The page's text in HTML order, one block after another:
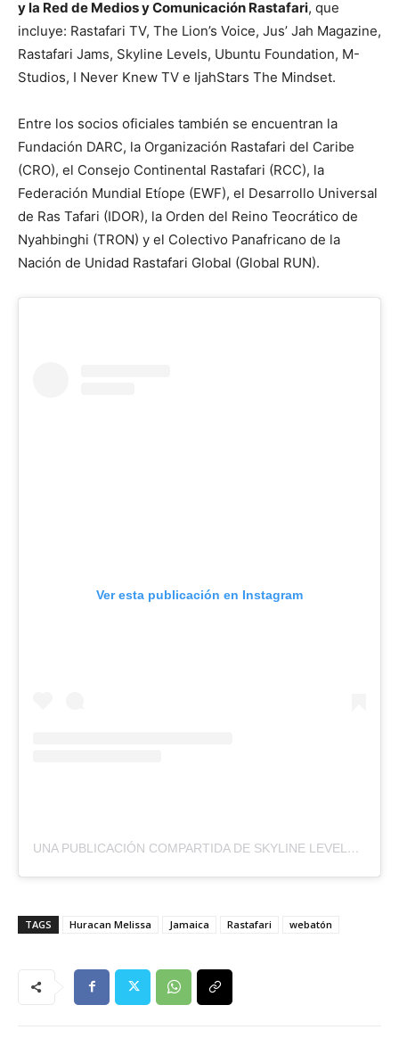
y la Red de Medios y Comunicación Rastafari, que
incluye: Rastafari TV, The Lion’s Voice, Jus’ Jah Magazine,
Rastafari Jams, Skyline Levels, Ubuntu Foundation, M-
Studios, I Never Knew TV e IjahStars The Mindset.
Entre los socios oficiales también se encuentran la
Fundación DARC, la Organización Rastafari del Caribe
(CRO), el Consejo Continental Rastafari (RCC), la
Federación Mundial Etíope (EWF), el Desarrollo Universal
de Ras Tafari (IDOR), la Orden del Reino Teocrático de
Nyahbinghi (TRON) y el Colectivo Panafricano de la
Nación de Unidad Rastafari Global (Global RUN).
Ver esta publicación en Instagram
UNA PUBLICACIÓN COMPARTIDA DE SKYLINE LEVELS (@SKYLINELEVELS)
TAGS Huracan Melissa Jamaica Rastafari webatón